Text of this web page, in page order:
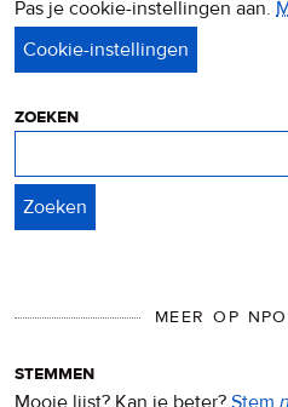
Pas je cookie-instellingen aan.
zoeken
MEER OP
stemmen